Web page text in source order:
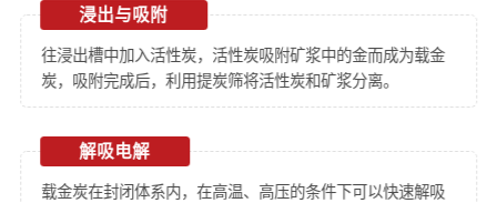
浸出与吸附
往浸出槽中加入活性炭，活性炭吸附矿浆中的金而成为载金
炭，吸附完成后，利用提炭筛将活性炭和矿浆分离。
解吸电解
载金炭在封闭体系内，在高温、高压的条件下可以快速解吸